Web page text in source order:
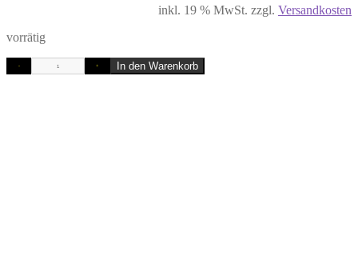
inkl. 19 % MwSt. zzgl. Versandkosten
vorrätig
- + In den Warenkorb